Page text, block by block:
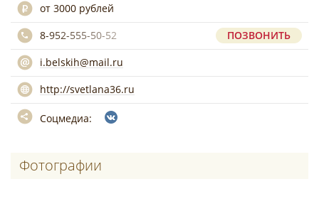
от 3000 рублей
8-952-555-50-52
ПОЗВОНИТЬ
i.belskih@mail.ru
http://svetlana36.ru
Соцмедиа:
Фотографии